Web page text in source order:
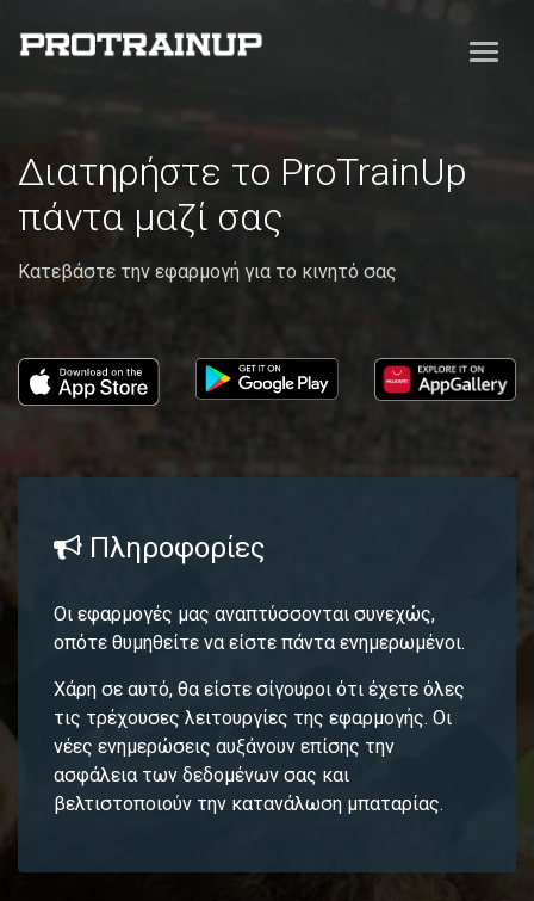
Διατηρήστε το ProTrainUp
πάντα μαζί σας
Κατεβάστε την εφαρμογή για το κινητό σας
Πληροφορίες
Οι εφαρμογές μας αναπτύσσονται συνεχώς,
οπότε θυμηθείτε να είστε πάντα ενημερωμένοι.
Χάρη σε αυτό, θα είστε σίγουροι ότι έχετε όλες
τις τρέχουσες λειτουργίες της εφαρμογής. Οι
νέες ενημερώσεις αυξάνουν επίσης την
ασφάλεια των δεδομένων σας και
βελτιστοποιούν την κατανάλωση μπαταρίας.